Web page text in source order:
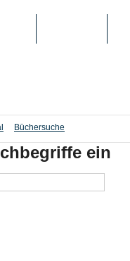
Büchersuche
ein